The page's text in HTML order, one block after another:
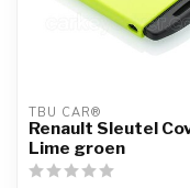
TBU CAR®
Renault Sleutel
Lime groen